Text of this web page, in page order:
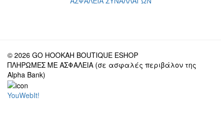
© 2026 GO HOOKAH BOUTIQUE ESHOP
ΠΛΗΡΩΜΕΣ ΜΕ ΑΣΦΑΛΕΙΑ (σε ασφαλές περιβάλον της
Alpha Bank)
YouWebIt!